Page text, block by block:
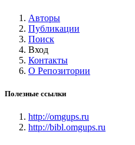
Авторы
Публикации
Поиск
Вход
Контакты
О Репозитории
Полезные ссылки
http://omgups.ru
http://bibl.omgups.ru